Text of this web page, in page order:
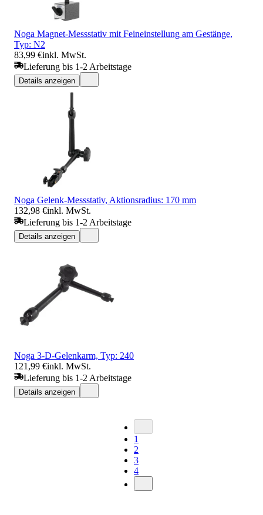
Noga Magnet-Messstativ mit Feineinstellung am Gestänge,
Typ: N2
83,99 €inkl. MwSt.
Lieferung bis 1-2 Arbeitstage
Details anzeigen
Noga Gelenk-Messstativ, Aktionsradius: 170 mm
132,98 €inkl. MwSt.
Lieferung bis 1-2 Arbeitstage
Details anzeigen
Noga 3-D-Gelenkarm, Typ: 240
121,99 €inkl. MwSt.
Lieferung bis 1-2 Arbeitstage
Details anzeigen
1
2
3
4